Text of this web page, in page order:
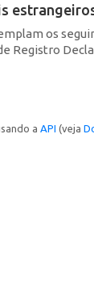
os
Registro
a API (veja